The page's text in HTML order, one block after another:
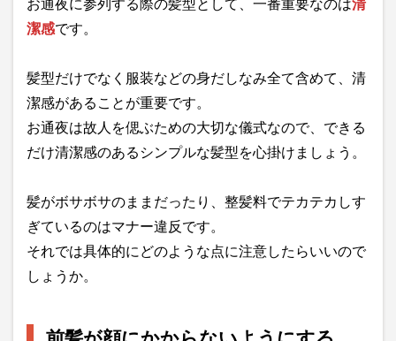
お通夜に参列する際の髪型として、一番重要なのは清
潔感です。
髪型だけでなく服装などの身だしなみ全て含めて、清
潔感があることが重要です。
お通夜は故人を偲ぶための大切な儀式なので、できる
だけ清潔感のあるシンプルな髪型を心掛けましょう。
髪がボサボサのままだったり、整髪料でテカテカしす
ぎているのはマナー違反です。
それでは具体的にどのような点に注意したらいいので
しょうか。